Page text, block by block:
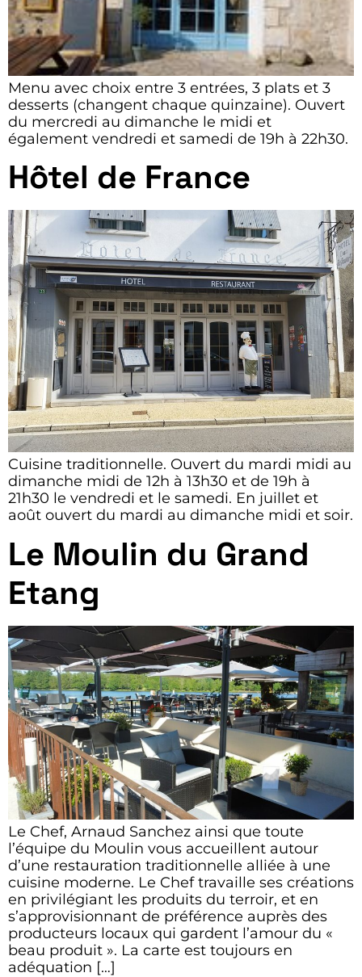
Menu avec choix entre 3 entrées, 3 plats et 3
desserts (changent chaque quinzaine). Ouvert
du mercredi au dimanche le midi et
également vendredi et samedi de 19h à 22h30.
Hôtel de France
Cuisine traditionnelle. Ouvert du mardi midi au
dimanche midi de 12h à 13h30 et de 19h à
21h30 le vendredi et le samedi. En juillet et
août ouvert du mardi au dimanche midi et soir.
Le Moulin du Grand
Etang
Le Chef, Arnaud Sanchez ainsi que toute
l’équipe du Moulin vous accueillent autour
d’une restauration traditionnelle alliée à une
cuisine moderne. Le Chef travaille ses créations
en privilégiant les produits du terroir, et en
s’approvisionnant de préférence auprès des
producteurs locaux qui gardent l’amour du «
beau produit ». La carte est toujours en
adéquation […]